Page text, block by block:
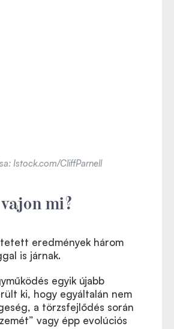
Istock.com/CliffParnell
mi?
eredmények három
is járnak.
egyik újabb
ki, hogy egyáltalán nem
a törzsfejlődés során
vagy épp evolúciós